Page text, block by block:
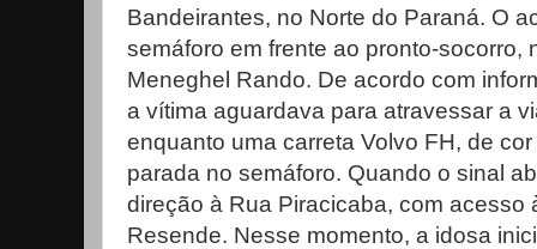
Bandeirantes, no Norte do Paraná. O
semáforo em frente ao pronto-socorro,
Meneghel Rando. De acordo com
a vítima aguardava para atravessar a
enquanto uma carreta Volvo FH, de
parada no semáforo. Quando o sinal
direção à Rua Piracicaba, com acesso
Resende. Nesse momento, a idosa